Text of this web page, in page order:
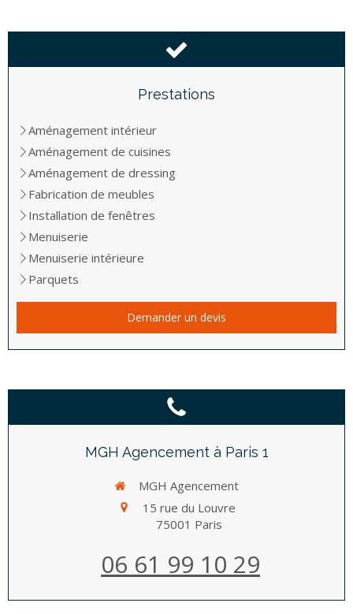
Prestations
Aménagement intérieur
Aménagement de cuisines
Aménagement de dressing
Fabrication de meubles
Installation de fenêtres
Menuiserie
Menuiserie intérieure
Parquets
Demander un devis
MGH Agencement à Paris 1
MGH Agencement
15 rue du Louvre
75001 Paris
06 61 99 10 29